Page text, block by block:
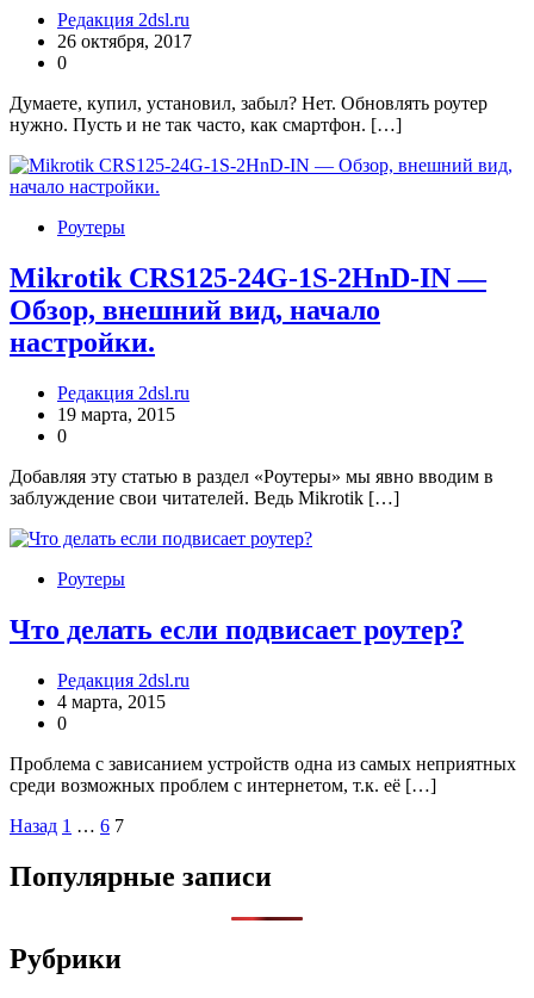
Редакция 2dsl.ru
26 октября, 2017
0
Думаете, купил, установил, забыл? Нет. Обновлять роутер
нужно. Пусть и не так часто, как смартфон. […]
Роутеры
Mikrotik CRS125-24G-1S-2HnD-IN —
Обзор, внешний вид, начало
настройки.
Редакция 2dsl.ru
19 марта, 2015
0
Добавляя эту статью в раздел «Роутеры» мы явно вводим в
заблуждение свои читателей. Ведь Mikrotik […]
Роутеры
Что делать если подвисает роутер?
Редакция 2dsl.ru
4 марта, 2015
0
Проблема с зависанием устройств одна из самых неприятных
среди возможных проблем с интернетом, т.к. её […]
Пагинация
записей
Назад 1 … 6 7
Популярные записи
Рубрики